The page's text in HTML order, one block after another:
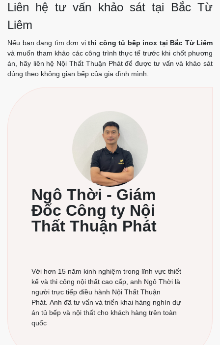
Liên hệ tư vấn khảo sát tại Bắc Từ
Liêm
Nếu bạn đang tìm đơn vị thi công tủ bếp inox tại Bắc Từ Liêm
và muốn tham khảo các công trình thực tế trước khi chốt phương
án, hãy liên hệ Nội Thất Thuận Phát để được tư vấn và khảo sát
đúng theo không gian bếp của gia đình mình.
Ngô Thời - Giám
Đốc Công ty Nội
Thất Thuận Phát
Với hơn 15 năm kinh nghiệm trong lĩnh vực thiết
kế và thi công nội thất cao cấp, anh Ngô Thời là
người trực tiếp điều hành Nội Thất Thuận
Phát. Anh đã tư vấn và triển khai hàng nghìn dự
án tủ bếp và nội thất cho khách hàng trên toàn
quốc